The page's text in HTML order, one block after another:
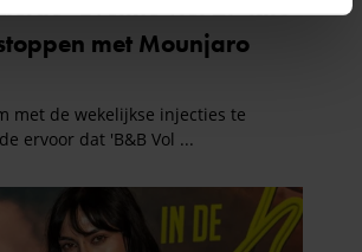
om content en advertenties te
functies voor social media te bieden
te analyseren. Ook delen we
gebruik van onze site met onze
media, adverteren en analyse. Deze
gegevens combineren met andere
ze heeft verstrekt of die ze hebben